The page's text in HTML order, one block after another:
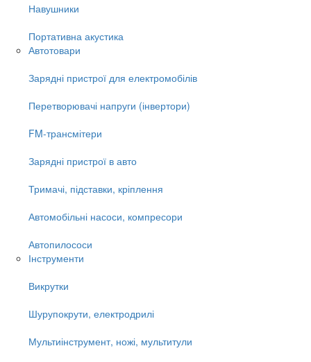
Навушники
Портативна акустика
Автотовари
Зарядні пристрої для електромобілів
Перетворювачі напруги (інвертори)
FM-трансмітери
Зарядні пристрої в авто
Тримачі, підставки, кріплення
Автомобільні насоси, компресори
Автопилососи
Інструменти
Викрутки
Шурупокрути, електродрилі
Мультиінструмент, ножі, мультитули